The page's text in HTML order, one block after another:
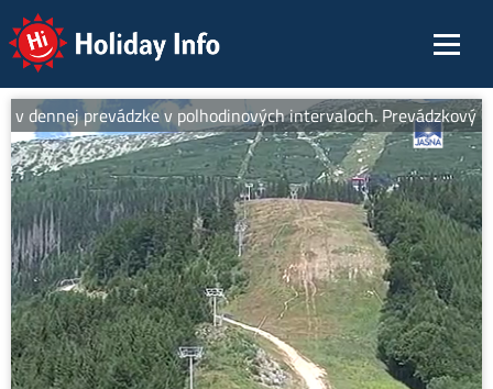
Holiday Info
dennej prevádzke v polhodinových intervaloch. Prevádzkový